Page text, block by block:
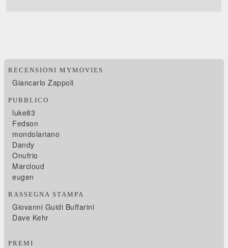
RECENSIONI MYMOVIES
Giancarlo Zappoli
PUBBLICO
luke83
Fedson
mondolariano
Dandy
Onufrio
Marcloud
eugen
RASSEGNA STAMPA
Giovanni Guidi Buffarini
Dave Kehr
PREMI